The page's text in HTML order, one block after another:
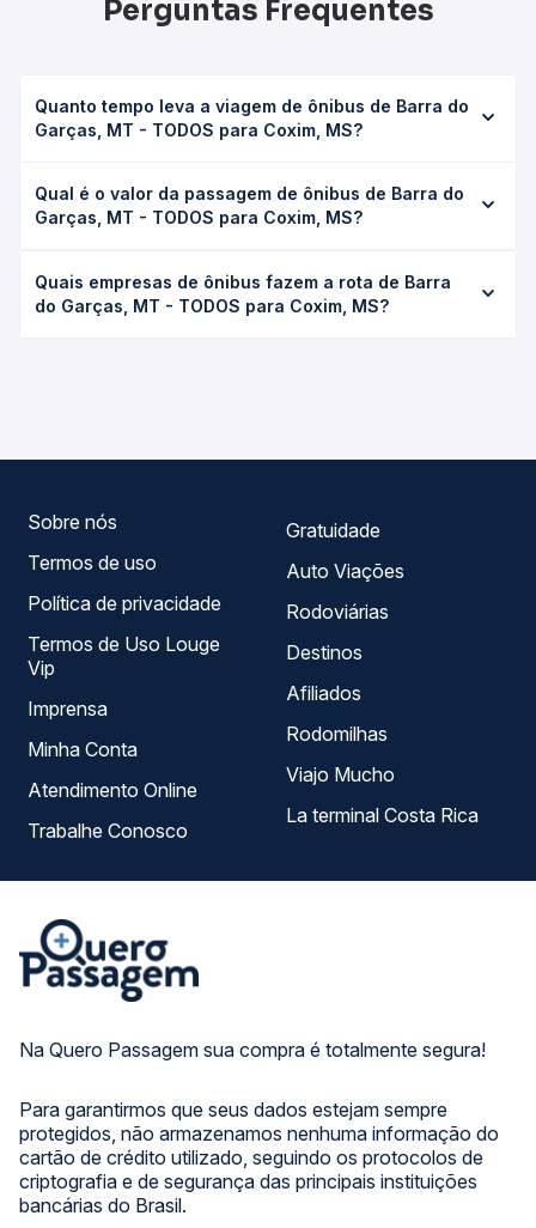
Perguntas Frequentes
Quanto tempo leva a viagem de ônibus de Barra do
Garças, MT - TODOS para Coxim, MS?
para Coxim, MS leva em média 10h 30min, podendo variar
conforme a viação, o tipo de serviço (convencional,
duração exata de cada opção na data desejada.
Qual é o valor da passagem de ônibus de Barra do
Garças, MT - TODOS para Coxim, MS?
- TODOS para Coxim, MS custa em média R$ 312,66 e
varia conforme a data da viagem, a empresa, o tipo de
Quais empresas de ônibus fazem a rota de Barra
do Garças, MT - TODOS para Coxim, MS?
Na Quero Passagem sua compra é totalmente segura!
Para garantirmos que seus dados estejam sempre
protegidos, não armazenamos nenhuma informação do
cartão de crédito utilizado, seguindo os protocolos de
criptografia e de segurança das principais instituições
bancárias do Brasil.
Sobre nós
Termos de uso
Política de privacidade
Termos de Uso Louge
Vip
Imprensa
Minha Conta
Atendimento Online
Trabalhe Conosco
Gratuidade
Auto Viações
Rodoviárias
Destinos
Afiliados
Rodomilhas
Viajo Mucho
La terminal Costa Rica